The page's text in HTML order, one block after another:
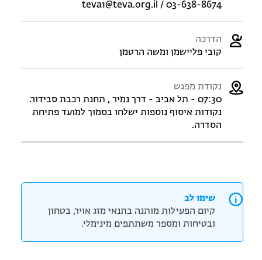
teva1@teva.org.il / 03-638-8674
הדרכה
קובי פליישמן ומשה הרטמן
נקודת מפגש
07:30 - תל אביב - דרך נמיר , תחנת רכבת סבידור.
נקודות איסוף נוספות ישלחו בסמוך למועד פתיחת
הסדרה.
שימו לב
קיום הפעילות מותנה בתנאי מזג אויר, בטחון
ובטיחות ומספר משתתפים מינימלי.